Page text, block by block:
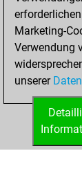
Marketing-
Verwendung
unserer